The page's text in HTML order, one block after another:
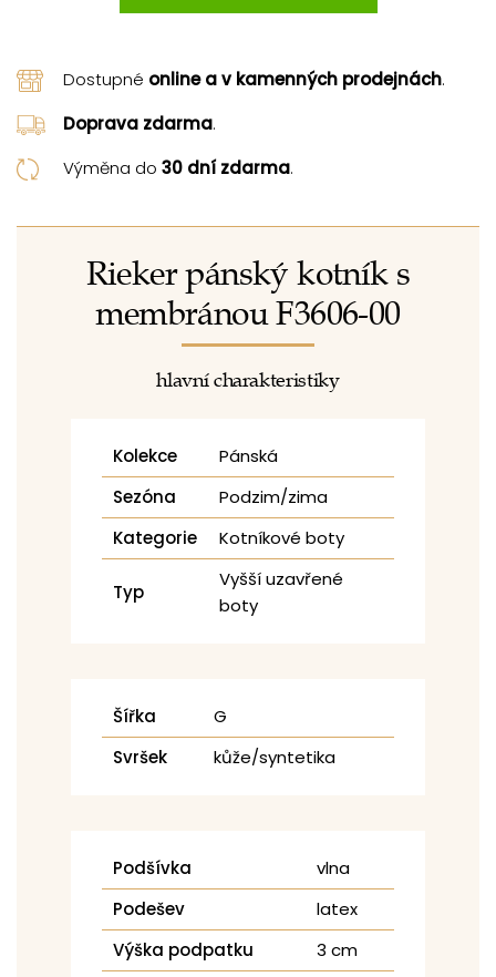
Dostupné online a v kamenných prodejnách.
Doprava zdarma.
Výměna do 30 dní zdarma.
Rieker pánský kotník s
membránou F3606-00
hlavní charakteristiky
Kolekce
Pánská
Sezóna
Podzim/zima
Kategorie
Kotníkové boty
Typ
Vyšší uzavřené
boty
Šířka
G
Svršek
kůže/syntetika
Podšívka
vlna
Podešev
latex
Výška podpatku
3 cm